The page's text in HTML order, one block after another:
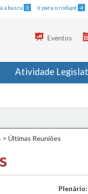
a busca 3 Ir para o rodapé 4
Eventos
Atividade
> Últimas Reuniões
Plenário: